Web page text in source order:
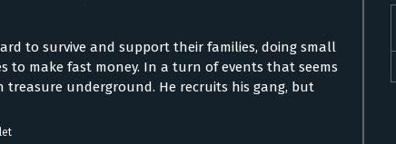
to survive and support their families, doing small
to make fast money. In a turn of events that seems
underground. He recruits his gang, but